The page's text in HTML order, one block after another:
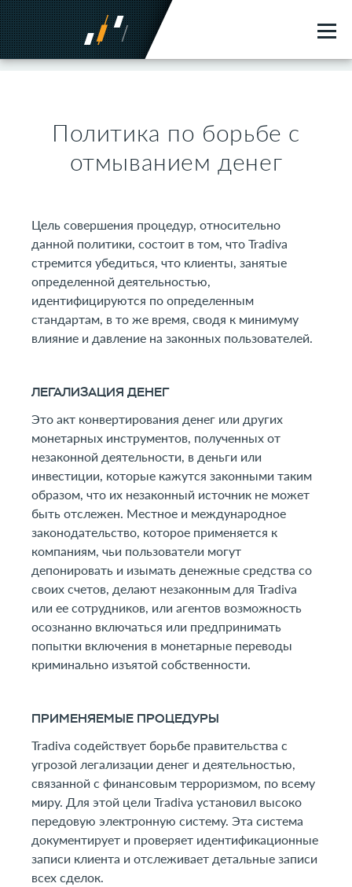
Политика по борьбе с
отмыванием денег
Цель совершения процедур, относительно
данной политики, состоит в том, что Tradiva
стремится убедиться, что клиенты, занятые
определенной деятельностью,
идентифицируются по определенным
стандартам, в то же время, сводя к минимуму
влияние и давление на законных пользователей.
ЛЕГАЛИЗАЦИЯ ДЕНЕГ
Это акт конвертирования денег или других
монетарных инструментов, полученных от
незаконной деятельности, в деньги или
инвестиции, которые кажутся законными таким
образом, что их незаконный источник не может
быть отслежен. Местное и международное
законодательство, которое применяется к
компаниям, чьи пользователи могут
депонировать и изымать денежные средства со
своих счетов, делают незаконным для Tradiva
или ее сотрудников, или агентов возможность
осознанно включаться или предпринимать
попытки включения в монетарные переводы
криминально изъятой собственности.
ПРИМЕНЯЕМЫЕ ПРОЦЕДУРЫ
Tradiva содействует борьбе правительства с
угрозой легализации денег и деятельностью,
связанной с финансовым терроризмом, по всему
миру. Для этой цели Tradiva установил высоко
передовую электронную систему. Эта система
документирует и проверяет идентификационные
записи клиента и отслеживает детальные записи
всех сделок.